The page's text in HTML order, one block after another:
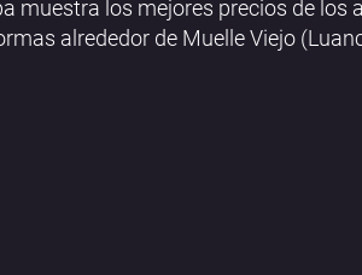
muestra los mejores precios de
alrededor de Muelle Viejo